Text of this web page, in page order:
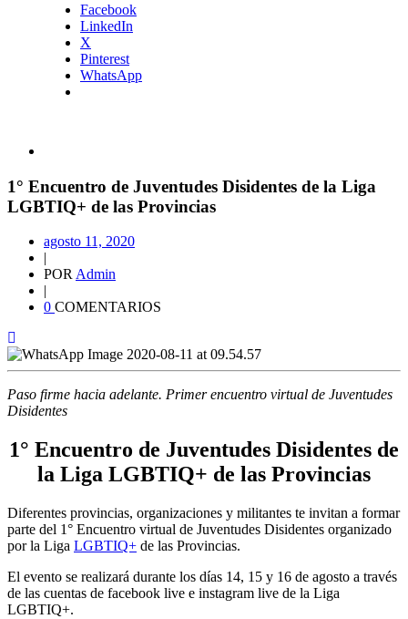
Facebook
LinkedIn
X
Pinterest
WhatsApp
1° Encuentro de Juventudes Disidentes de la Liga
LGBTIQ+ de las Provincias
agosto 11, 2020
|
POR Admin
|
0 COMENTARIOS
Paso firme hacia adelante. Primer encuentro virtual de Juventudes
Disidentes
1° Encuentro de Juventudes Disidentes de
la Liga LGBTIQ+ de las Provincias
Diferentes provincias, organizaciones y militantes te invitan a formar
parte del 1° Encuentro virtual de Juventudes Disidentes organizado
por la Liga LGBTIQ+ de las Provincias.
El evento se realizará durante los días 14, 15 y 16 de agosto a través
de las cuentas de facebook live e instagram live de la Liga
LGBTIQ+.